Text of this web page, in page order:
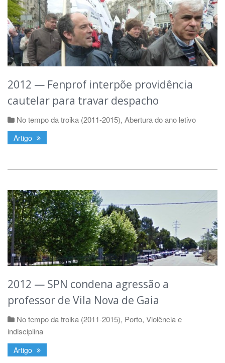
2012 — Fenprof interpõe providência
cautelar para travar despacho
No tempo da troika (2011-2015), Abertura do ano letivo
Artigo
2012 — SPN condena agressão a
professor de Vila Nova de Gaia
No tempo da troika (2011-2015), Porto, Violência e
indisciplina
Artigo